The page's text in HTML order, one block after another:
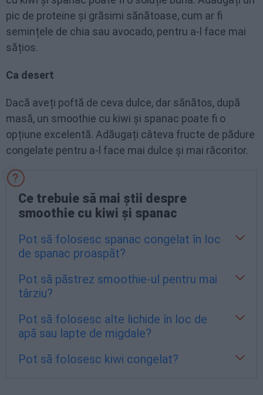
pic de proteine și grăsimi sănătoase, cum ar fi
semințele de chia sau avocado, pentru a-l face mai
sățios.
Ca desert
Dacă aveți poftă de ceva dulce, dar sănătos, după
masă, un smoothie cu kiwi și spanac poate fi o
opțiune excelentă. Adăugați câteva fructe de pădure
congelate pentru a-l face mai dulce și mai răcoritor.
Ce trebuie să mai știi despre
smoothie cu kiwi și spanac
Pot să folosesc spanac congelat în loc
de spanac proaspăt?
Da, puteți folosi spanac congelat. De fapt,
răcirea smoothie-ului și la obținerea unei
consistențe mai groase.
Pot să păstrez smoothie-ul pentru mai
târziu?
Smoothie-urile sunt cele mai bune atunci
preparare, deoarece încep să-și piardă
Pot să folosesc alte lichide în loc de
apă sau lapte de migdale?
Pot să folosesc kiwi congelat?